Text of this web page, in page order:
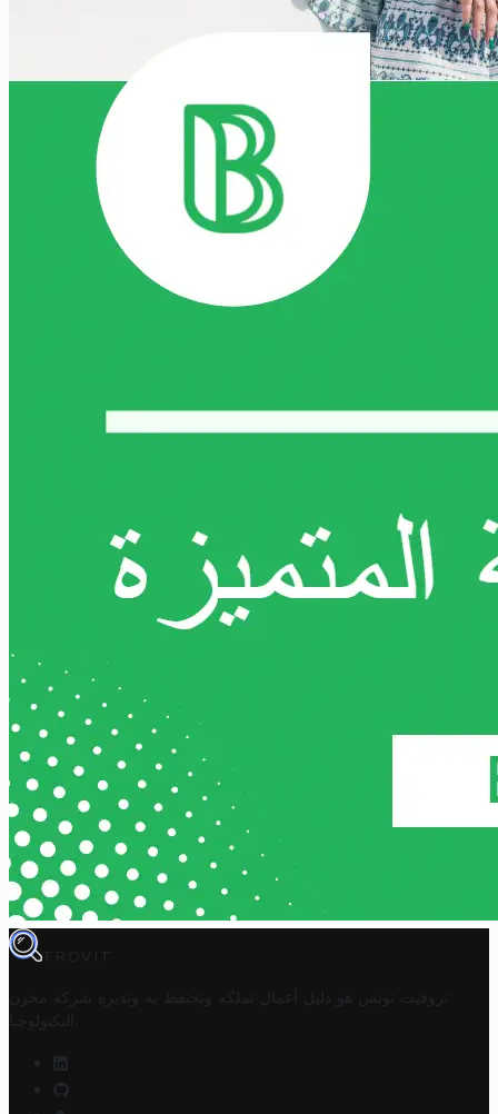
TROVIT
تروفيت تونس هو دليل أعمال تملكه وتحتفظ به وتديره
شركة مخزن
التكنولوجيا